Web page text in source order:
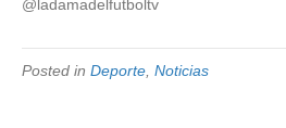
@ladamadelfutboltv
Posted in Deporte Noticias